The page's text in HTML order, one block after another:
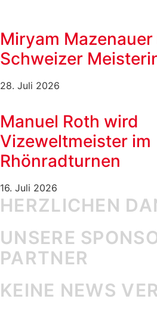
Miryam
Schweizer
28. Juli 2026
Manuel Roth wird
Vizeweltmeister im
Rhönradturnen
16. Juli 2026
HERZLICHEN
UNSERE
PARTNER
KEINE NEWS